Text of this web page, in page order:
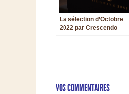
La sélection d’Octobre
2022 par Crescendo
VOS COMMENTAIRES